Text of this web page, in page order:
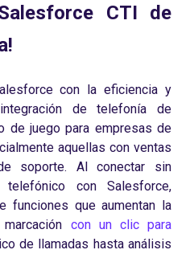
CTI de
con la eficiencia y
de telefonía de
de juego para empresas de
aquellas con ventas
soporte. Al conectar sin
con Salesforce,
funciones que aumentan la
con un clic para
de llamadas hasta análisis